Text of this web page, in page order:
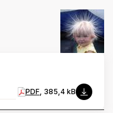
PDF, 385,4 kB